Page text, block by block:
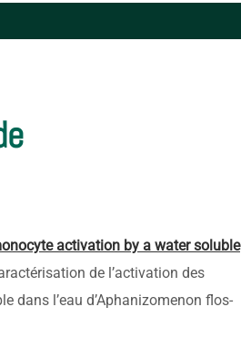
activation by a water soluble
de l’activation des
dans l’eau d’Aphanizomenon flos-